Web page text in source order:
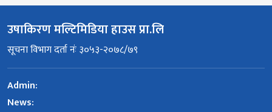
उषाकिरण मल्टिमिडिया हाउस प्रा.लि
सूचना विभाग दर्ता नंः ३०५३-२०७८/७९
Admin:
News: